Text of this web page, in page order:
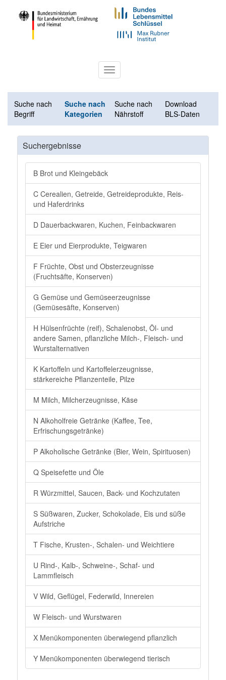
Toggle
navigation
Suche nach
Begriff
Suche nach
Kategorien
Suche nach
Nährstoff
Download
BLS-Daten
Suchergebnisse
B Brot und Kleingebäck
C Cerealien, Getreide, Getreideprodukte, Reis-
und Haferdrinks
D Dauerbackwaren, Kuchen, Feinbackwaren
E Eier und Eierprodukte, Teigwaren
F Früchte, Obst und Obsterzeugnisse
(Fruchtsäfte, Konserven)
G Gemüse und Gemüseerzeugnisse
(Gemüsesäfte, Konserven)
H Hülsenfrüchte (reif), Schalenobst, Öl- und
andere Samen, pflanzliche Milch-, Fleisch- und
Wurstalternativen
K Kartoffeln und Kartoffelerzeugnisse,
stärkereiche Pflanzenteile, Pilze
M Milch, Milcherzeugnisse, Käse
N Alkoholfreie Getränke (Kaffee, Tee,
Erfrischungsgetränke)
P Alkoholische Getränke (Bier, Wein, Spirituosen)
Q Speisefette und Öle
R Würzmittel, Saucen, Back- und Kochzutaten
S Süßwaren, Zucker, Schokolade, Eis und süße
Aufstriche
T Fische, Krusten-, Schalen- und Weichtiere
U Rind-, Kalb-, Schweine-, Schaf- und
Lammfleisch
V Wild, Geflügel, Federwild, Innereien
W Fleisch- und Wurstwaren
X Menükomponenten überwiegend pflanzlich
Y Menükomponenten überwiegend tierisch